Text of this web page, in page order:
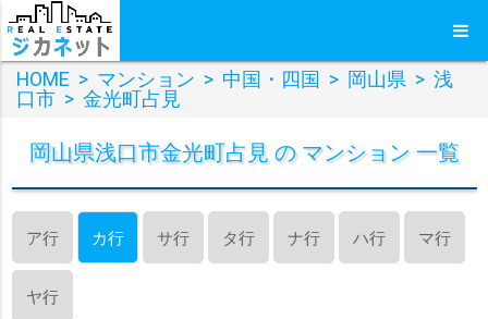
HOME > マンション > 中国・四国 > 岡山県 > 浅
口市 > 金光町占見
岡山県浅口市金光町占見 の マンション 一覧
ア行 カ行 サ行 タ行 ナ行 ハ行 マ行
ヤ行